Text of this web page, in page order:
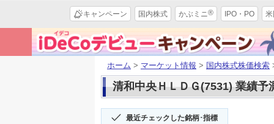
キャンペーン 国内株式 かぶミニ® IPO・PO
ホーム > マーケット情報 > 国内株式株価検索
清和中央ＨＬＤＧ(7531) 業績予
最近チェックした銘柄･指標